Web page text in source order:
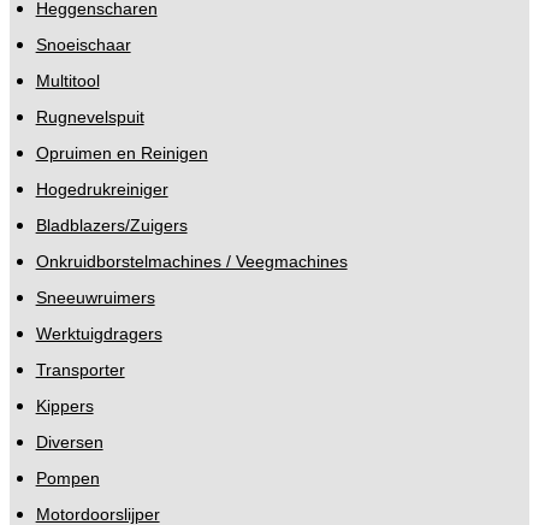
Heggenscharen
Snoeischaar
Multitool
Rugnevelspuit
Opruimen en Reinigen
Hogedrukreiniger
Bladblazers/Zuigers
Onkruidborstelmachines / Veegmachines
Sneeuwruimers
Werktuigdragers
Transporter
Kippers
Diversen
Pompen
Motordoorslijper